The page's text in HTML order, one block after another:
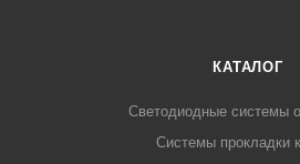
КАТАЛОГ
Светодиодные системы
Системы прокладки